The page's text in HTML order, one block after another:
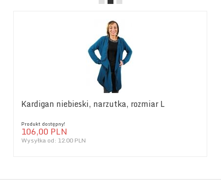
Kardigan niebieski, narzutka, rozmiar L
Produkt dostępny!
106,00 PLN
Wysyłka od: 12.00 PLN